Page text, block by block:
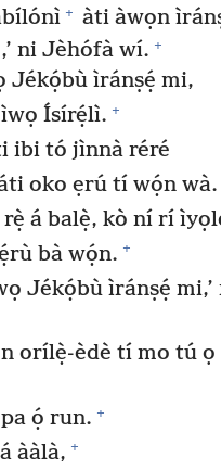
+ àti àwọn
ni Jèhófà wí. +
Jékọ́bù ìránṣẹ́ mi,
Ísírẹ́lì. +
ibi tó jìnnà réré
oko ẹrú tí wọ́n wà.
á balẹ̀, kò ní rí
bà wọ́n. +
Jékọ́bù ìránṣẹ́
orílẹ̀-èdè tí mo tú
ọ́ run. +
ààlà, +